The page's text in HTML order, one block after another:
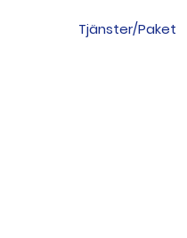
Tjänster/Paket